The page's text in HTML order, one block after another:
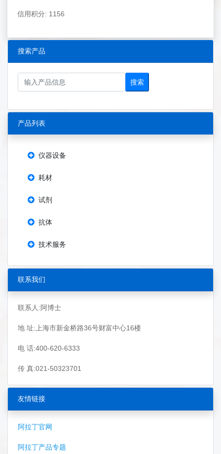
信用积分: 1156
搜索产品
搜索
产品列表
仪器设备
耗材
试剂
抗体
技术服务
联系我们
联系人:阿博士
地 址:上海市新金桥路36号财富中心16楼
电 话:400-620-6333
传 真:021-50323701
友情链接
阿拉丁官网
阿拉丁产品专题